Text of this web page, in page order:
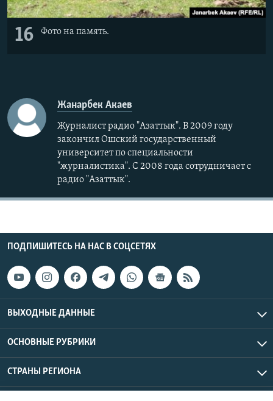
16 Фото на память.
Жанарбек Акаев
Журналист радио "Азаттык". В 2009 году
закончил Ошский государственный
университет по специальности
"журналистика". С 2008 года сотрудничает с
радио "Азаттык".
ПОДПИШИТЕСЬ НА НАС В СОЦСЕТЯХ
ВЫХОДНЫЕ ДАННЫЕ
ОСНОВНЫЕ РУБРИКИ
СТРАНЫ РЕГИОНА